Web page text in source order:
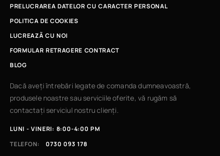
PRELUCRAREA DATELOR CU CARACTER PERSONAL
POLITICA DE COOKIES
LUCREAZÃ CU NOI
FORMULAR RETRAGERE CONTRACT
BLOG
Dacă aveți întrebări legate de comanda dumneavoastră,
produsele noastre sau serviciile oferite, vă rugăm să
contactați serviciul nostru clienți.
LUNI - VINERI: 8:00-4:00 PM
TELEFON:
0730 093 178